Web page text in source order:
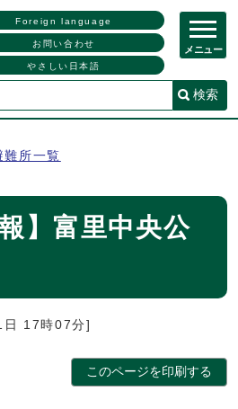
Foreign language
お問い合わせ
やさしい日本語
検索
メニュー
難所一覧
】富里中央公
17時07分]